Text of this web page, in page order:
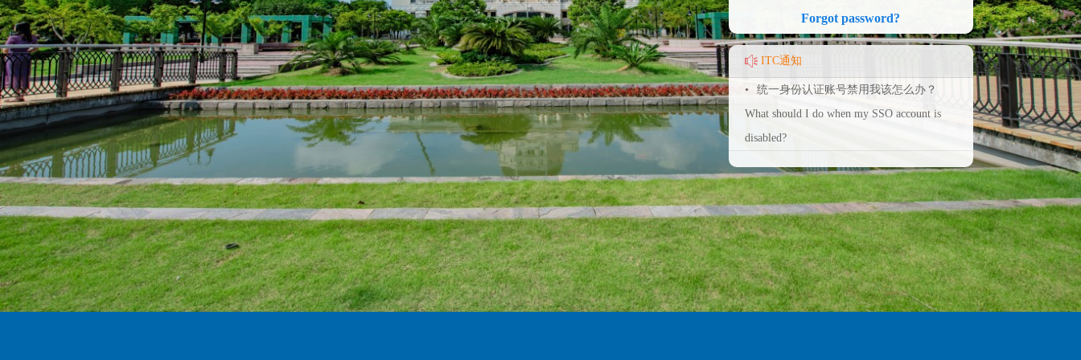
Forgot password?
ITC通知
•
统一身份认证账号禁用我该怎么办？
What should I do when my SSO account is
disabled?